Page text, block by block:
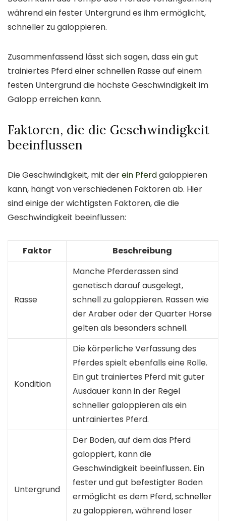
während ein fester Untergrund es ihm ermöglicht,
schneller zu galoppieren.
Zusammenfassend lässt sich sagen, dass ein gut
trainiertes Pferd einer schnellen Rasse auf einem
festen Untergrund die höchste Geschwindigkeit im
Galopp erreichen kann.
Faktoren, die die Geschwindigkeit
beeinflussen
Die Geschwindigkeit, mit derein Pferdgaloppieren
kann, hängt von verschiedenen Faktoren ab. Hier
sind einige der wichtigsten Faktoren, die die
Geschwindigkeit beeinflussen:
Faktor Beschreibung
Rasse
Manche Pferderassen sind
genetisch darauf ausgelegt,
schnell zu galoppieren. Rassen wie
der Araber oder der Quarter Horse
gelten als besonders schnell.
Kondition
Die körperliche Verfassung des
Pferdes spielt ebenfalls eine Rolle.
Ein gut trainiertes Pferd mit guter
Ausdauer kann in der Regel
schneller galoppieren als ein
untrainiertes Pferd.
Untergrund
Der Boden, auf dem das Pferd
galoppiert, kann die
Geschwindigkeit beeinflussen. Ein
fester und gut befestigter Boden
ermöglicht es dem Pferd, schneller
zu galoppieren, während loser